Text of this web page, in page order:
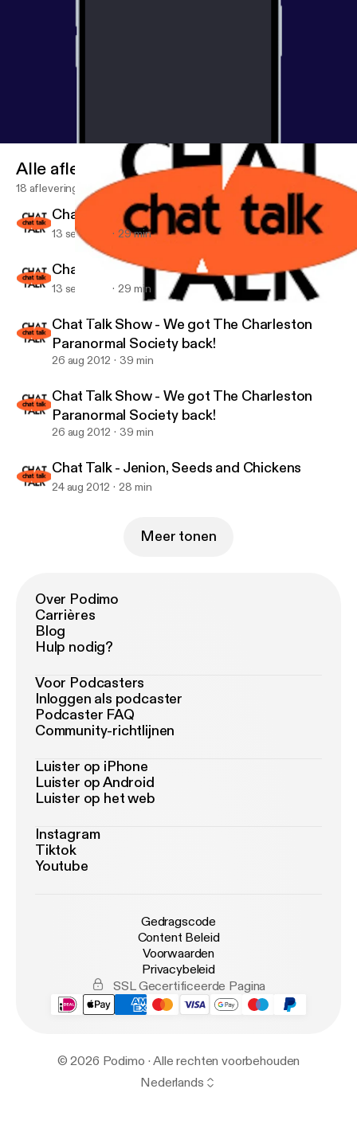
Chat Talk
Alle afleveringen
18 afleveringen
Chat Talk - Park Circle Film Society is here!
13 sep 2012 29 min
Chat Talk - Park Circle Film Society is here!
13 sep 2012 29 min
Chat Talk Show - We got The Charleston
Paranormal Society back!
26 aug 2012 39 min
Chat Talk Show - We got The Charleston
Paranormal Society back!
26 aug 2012 39 min
Chat Talk - Jenion, Seeds and Chickens
24 aug 2012 28 min
Meer tonen
Over Podimo
Carrières
Blog
Hulp nodig?
Voor Podcasters
Inloggen als podcaster
Podcaster FAQ
Community-richtlijnen
Luister op iPhone
Luister op Android
Luister op het web
Instagram
Tiktok
Youtube
Gedragscode
Content Beleid
Voorwaarden
Privacybeleid
SSL Gecertificeerde Pagina
© 2026 Podimo · Alle rechten voorbehouden
Nederlands